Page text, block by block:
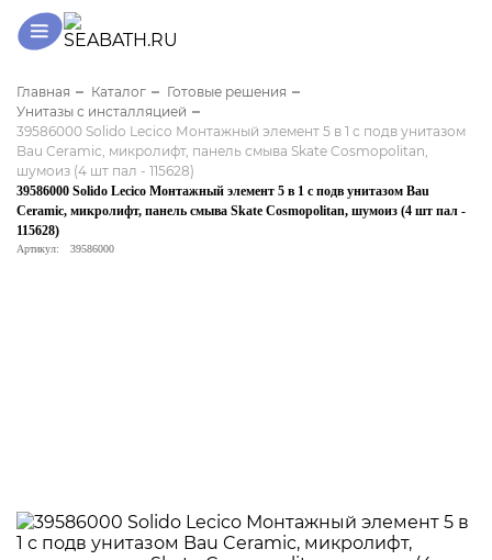
Главная Каталог
Готовые решения
Унитазы с инсталляцией
39586000 Solido Lecico Монтажный элемент 5 в 1 с подв унитазом
Bau Ceramic, микролифт, панель смыва Skate Cosmopolitan,
шумоиз (4 шт пал - 115628)
39586000 Solido Lecico Монтажный элемент 5 в 1 с подв унитазом Bau
Ceramic, микролифт, панель смыва Skate Cosmopolitan, шумоиз (4 шт пал -
115628)
Артикул: 39586000